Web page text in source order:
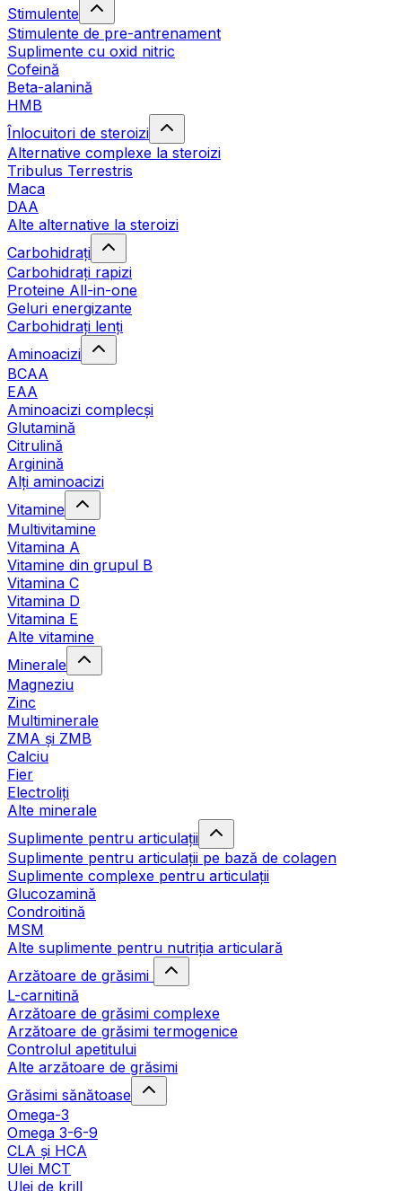
Stimulente
Stimulente de pre-antrenament
Suplimente cu oxid nitric
Cofeină
Beta-alanină
HMB
Înlocuitori de steroizi
Alternative complexe la steroizi
Tribulus Terrestris
Maca
DAA
Alte alternative la steroizi
Carbohidrați
Carbohidrați rapizi
Proteine All-in-one
Geluri energizante
Carbohidrați lenți
Aminoacizi
BCAA
EAA
Aminoacizi complecși
Glutamină
Citrulină
Arginină
Alți aminoacizi
Vitamine
Multivitamine
Vitamina A
Vitamine din grupul B
Vitamina C
Vitamina D
Vitamina E
Alte vitamine
Minerale
Magneziu
Zinc
Multiminerale
ZMA și ZMB
Calciu
Fier
Electroliți
Alte minerale
Suplimente pentru articulații
Suplimente pentru articulații pe bază de colagen
Suplimente complexe pentru articulații
Glucozamină
Condroitină
MSM
Alte suplimente pentru nutriția articulară
Arzătoare de grăsimi
L-carnitină
Arzătoare de grăsimi complexe
Arzătoare de grăsimi termogenice
Controlul apetitului
Alte arzătoare de grăsimi
Grăsimi sănătoase
Omega-3
Omega 3-6-9
CLA şi HCA
Ulei MCT
Ulei de krill